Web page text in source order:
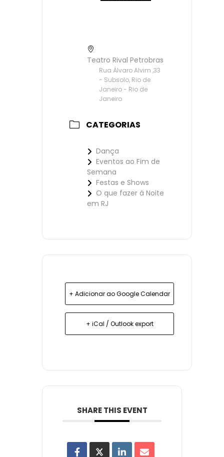
Teatro Rival Petrobras
Rua Álvaro Alvim ,33
- Subsolo, Rio de
Janeiro - Rio de
Janeiro
CATEGORIAS
Dança
Eventos ao Fim de
Semana
Festas e Shows
O que fazer à Noite
em RJ
+ Adicionar ao Google Calendar
+ iCal / Outlook export
SHARE THIS EVENT